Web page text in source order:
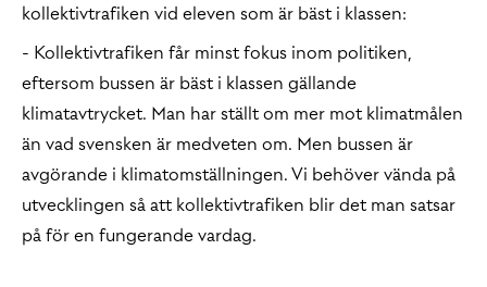
kollektivtrafiken vid eleven som är bäst i klassen:
- Kollektivtrafiken får minst fokus inom politiken,
eftersom bussen är bäst i klassen gällande
klimatavtrycket. Man har ställt om mer mot klimatmålen
än vad svensken är medveten om. Men bussen är
avgörande i klimatomställningen. Vi behöver vända på
utvecklingen så att kollektivtrafiken blir det man satsar
på för en fungerande vardag.